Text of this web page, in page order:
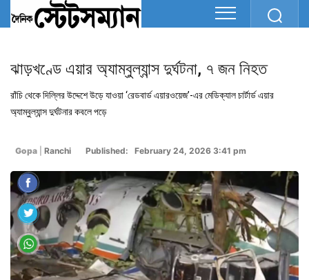
ঝাড়খণ্ডে এয়ার অ্যাম্বুল্যান্স দুর্ঘটনা, ৭ জন নিহত
রাঁচি থেকে দিল্লির উদ্দেশে উড়ে যাওয়া ‘রেডবার্ড এয়ারওয়েজ’-এর মেডিক্যাল চার্টার্ড এয়ার
অ্যাম্বুল্যান্স দুর্ঘটনার কবলে পড়ে
Gopa Ranchi Published: February 24, 2026 3:41 pm